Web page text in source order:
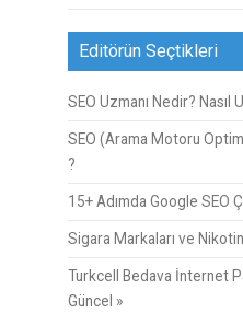
Editörün Seçtikleri
SEO Uzmanı Nedir?
SEO (Arama Motoru
?
15+ Adımda Google SEO
Sigara Markaları ve
Turkcell Bedava İnternet
Güncel »